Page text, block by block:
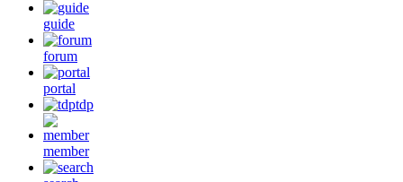
guide
forum
portal
tdp
member